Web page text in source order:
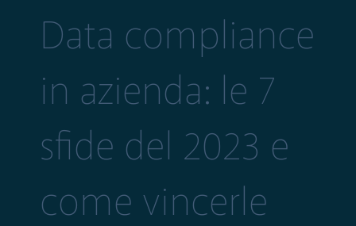
Data compliance
in azienda: le 7
sfide del 2023 e
come vincerle